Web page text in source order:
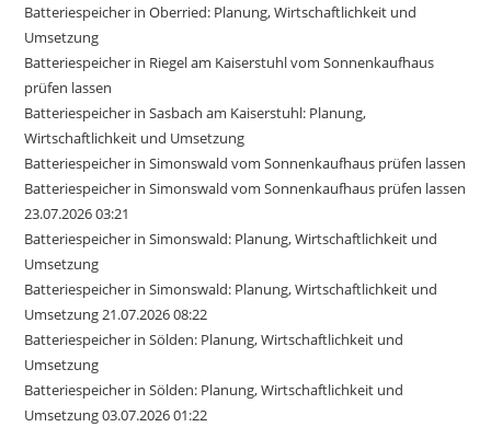
Batteriespeicher in Oberried: Planung, Wirtschaftlichkeit und
Umsetzung
Batteriespeicher in Riegel am Kaiserstuhl vom Sonnenkaufhaus
prüfen lassen
Batteriespeicher in Sasbach am Kaiserstuhl: Planung,
Wirtschaftlichkeit und Umsetzung
Batteriespeicher in Simonswald vom Sonnenkaufhaus prüfen lassen
Batteriespeicher in Simonswald vom Sonnenkaufhaus prüfen lassen
23.07.2026 03:21
Batteriespeicher in Simonswald: Planung, Wirtschaftlichkeit und
Umsetzung
Batteriespeicher in Simonswald: Planung, Wirtschaftlichkeit und
Umsetzung 21.07.2026 08:22
Batteriespeicher in Sölden: Planung, Wirtschaftlichkeit und
Umsetzung
Batteriespeicher in Sölden: Planung, Wirtschaftlichkeit und
Umsetzung 03.07.2026 01:22